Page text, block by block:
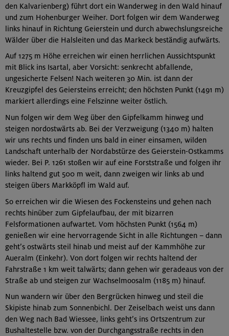
den Kalvarienberg) führt dort ein Wanderweg in den Wald hinauf
und zum Hohenburger Weiher. Dort folgen wir dem Wanderweg
links hinauf in Richtung Geierstein und durch abwechslungsreiche
Wälder über die Halsleiten und das Markeck beständig aufwärts.
Auf 1275 m Höhe erreichen wir einen herrlichen Aussichtspunkt
mit Blick ins Isartal, aber Vorsicht: senkrecht abfallende,
ungesicherte Felsen! Nach weiteren 30 Min. ist dann der
Kreuzgipfel des Geiersteins erreicht; den höchsten Punkt (1491 m)
markiert allerdings eine Felszinne weiter östlich.
Nun folgen wir dem Weg über den Gipfelkamm hinweg und
steigen nordostwärts ab. Bei der Verzweigung (1340 m) halten
wir uns rechts und finden uns bald in einer einsamen, wilden
Landschaft unterhalb der Nordabstürze des Geierstein-Ostkamms
wieder. Bei P. 1261 stoßen wir auf eine Forststraße und folgen ihr
links haltend gut 500 m weit, dann zweigen wir links ab und
steigen übers Markköpfl im Wald auf.
So erreichen wir die Wiesen des Fockensteins und gehen nach
rechts hinüber zum Gipfelaufbau, der mit bizarren
Felsformationen aufwartet. Vom höchsten Punkt (1564 m)
genießen wir eine hervorragende Sicht in alle Richtungen – dann
geht’s ostwärts steil hinab und meist auf der Kammhöhe zur
Aueralm (Einkehr). Von dort folgen wir rechts haltend der
Fahrstraße 1 km weit talwärts; dann gehen wir geradeaus von der
Straße ab und steigen zur Wachselmoosalm (1185 m) hinauf.
Nun wandern wir über den Bergrücken hinweg und steil die
Skipiste hinab zum Sonnenbichl. Der Zeiselbach weist uns dann
den Weg nach Bad Wiessee, links geht’s ins Ortszentrum zur
Bushaltestelle bzw. von der Durchgangsstraße rechts in den